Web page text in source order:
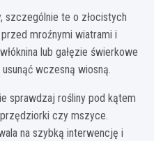
szczególnie te o złocistych
mroźnymi wiatrami i
lub gałęzie świerkowe
usunąć wczesną wiosną.
sprawdzaj rośliny pod kątem
czy mszyce.
na szybką interwencję i